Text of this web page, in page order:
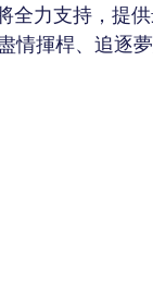
全力支持，提
情揮桿、追逐